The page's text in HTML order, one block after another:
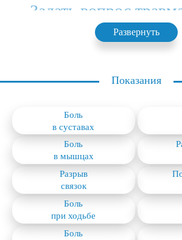
Задать вопрос
ортопеду онлайн вы
любым удобным
- по аудиосвязи;
Во время консультации онлайн
сможет дать оценку текущего состояния
тканей и предоставить рекомендации по
Травматолог онлайн сможет найти
проблемы в течение 30 минут. Сервис
сотрудничает только с лучшими
специалистами.
Развернуть
Показания
Боль
в суставах
Боль
в мышцах
Разрыв
связок
Боль
при ходьбе
Боль